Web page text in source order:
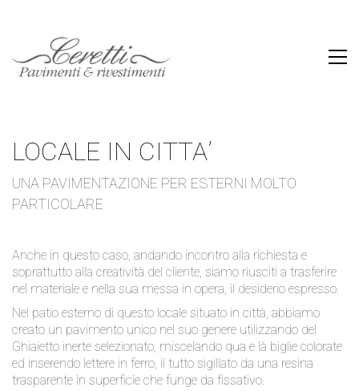
LOCALE IN CITTA’
UNA PAVIMENTAZIONE PER ESTERNI MOLTO
PARTICOLARE
Anche in questo caso, andando incontro alla richiesta e
soprattutto alla creatività del cliente, siamo riusciti a trasferire
nel materiale e nella sua messa in opera, il desiderio espresso.
Nel patio esterno di questo locale situato in città, abbiamo
creato un pavimento unico nel suo genere utilizzando del
Ghiaietto inerte selezionato, miscelando qua e là biglie colorate
ed inserendo lettere in ferro, il tutto sigillato da una resina
trasparente in superficie che funge da fissativo.